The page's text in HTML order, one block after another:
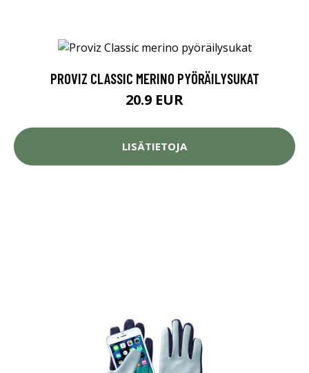
PROVIZ CLASSIC MERINO PYÖRÄILYSUKAT
20.9 EUR
LISÄTIETOJA